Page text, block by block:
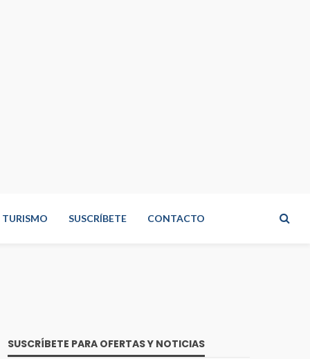
TURISMO SUSCRÍBETE CONTACTO
SUSCRÍBETE PARA OFERTAS Y NOTICIAS